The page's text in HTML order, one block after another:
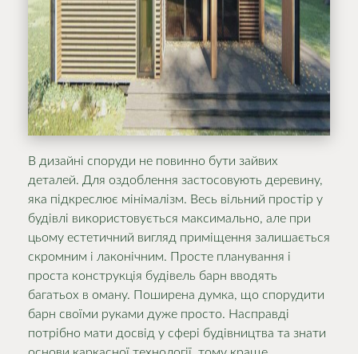
В дизайні споруди не повинно бути зайвих
деталей. Для оздоблення застосовують деревину,
яка підкреслює мінімалізм. Весь вільний простір у
будівлі використовується максимально, але при
цьому естетичний вигляд приміщення залишається
скромним і лаконічним. Просте планування і
проста конструкція будівель барн вводять
багатьох в оману. Поширена думка, що спорудити
барн своїми руками дуже просто. Насправді
потрібно мати досвід у сфері будівництва та знати